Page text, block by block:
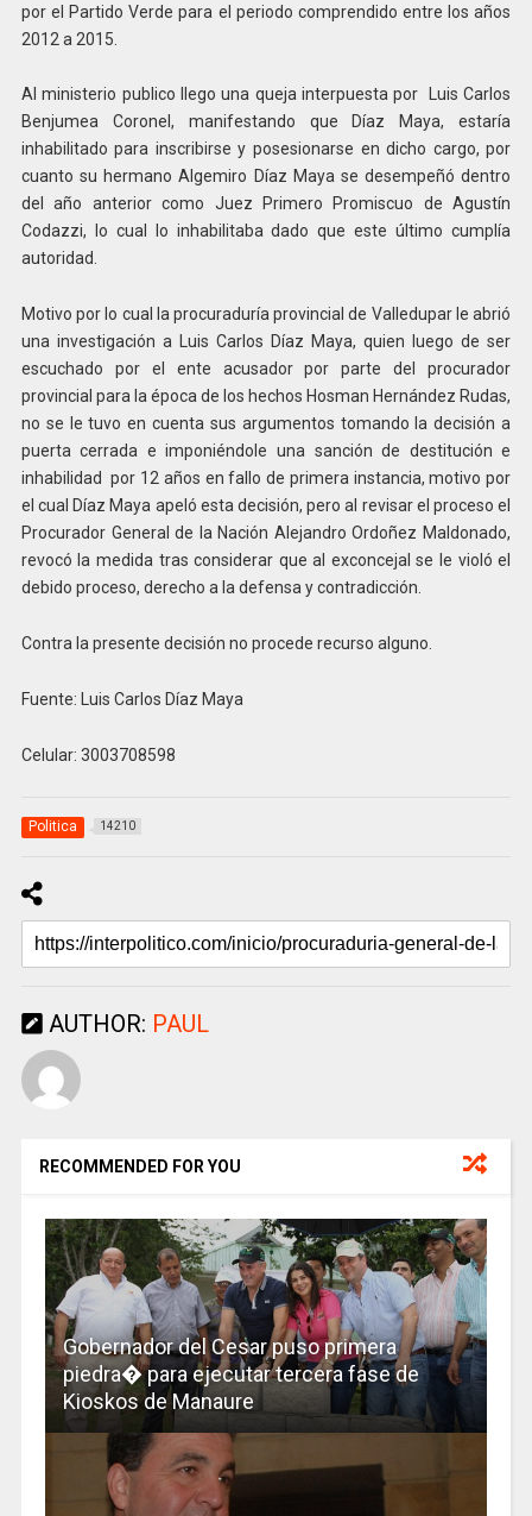
por el Partido Verde para el periodo comprendido entre los años
2012 a 2015.
Al ministerio publico llego una queja interpuesta por Luis Carlos
Benjumea Coronel, manifestando que Díaz Maya, estaría
inhabilitado para inscribirse y posesionarse en dicho cargo, por
cuanto su hermano Algemiro Díaz Maya se desempeñó dentro
del año anterior como Juez Primero Promiscuo de Agustín
Codazzi, lo cual lo inhabilitaba dado que este último cumplía
autoridad.
Motivo por lo cual la procuraduría provincial de Valledupar le abrió
una investigación a Luis Carlos Díaz Maya, quien luego de ser
escuchado por el ente acusador por parte del procurador
provincial para la época de los hechos Hosman Hernández Rudas,
no se le tuvo en cuenta sus argumentos tomando la decisión a
puerta cerrada e imponiéndole una sanción de destitución e
inhabilidad por 12 años en fallo de primera instancia, motivo por
el cual Díaz Maya apeló esta decisión, pero al revisar el proceso el
Procurador General de la Nación Alejandro Ordoñez Maldonado,
revocó la medida tras considerar que al exconcejal se le violó el
debido proceso, derecho a la defensa y contradicción.
Contra la presente decisión no procede recurso alguno.
Fuente: Luis Carlos Díaz Maya
Celular: 3003708598
Politica 14210
AUTHOR: PAUL
RECOMMENDED FOR YOU
Gobernador del Cesar puso primera
piedra� para ejecutar tercera fase de
Kioskos de Manaure